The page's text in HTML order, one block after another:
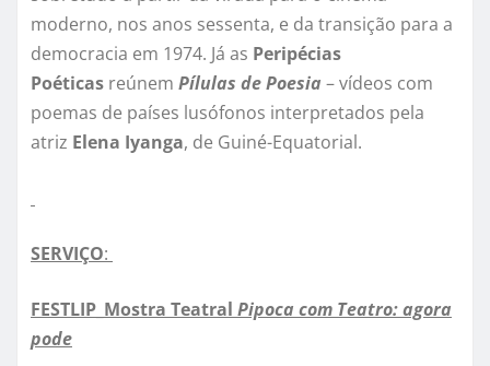
moderno, nos anos sessenta, e da transição para a
democracia em 1974. Já as Peripécias
Poéticas reúnem Pílulas de Poesia – vídeos com
poemas de países lusófonos interpretados pela
atriz Elena Iyanga, de Guiné-Equatorial.
SERVIÇO:
FESTLIP_Mostra Teatral Pipoca com Teatro: agora
pode